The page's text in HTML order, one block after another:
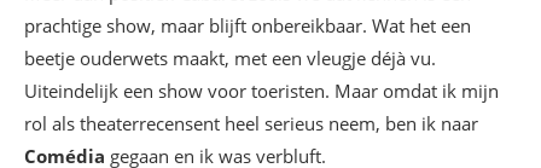
prachtige show, maar blijft onbereikbaar. Wat het een
beetje ouderwets maakt, met een vleugje déjà vu.
Uiteindelijk een show voor toeristen. Maar omdat ik mijn
rol als theaterrecensent heel serieus neem, ben ik naar
Comédia gegaan en ik was verbluft.